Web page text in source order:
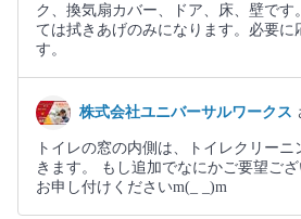
ク、換気扇カバー、ドア、床、壁です
ては拭きあげのみになります。必要に
す。
株式会社ユニバーサルワークス
トイレの窓の内側は、トイレクリー
きます。 もし追加でなにかご要望ご
お申し付けくださいm(_ _)m